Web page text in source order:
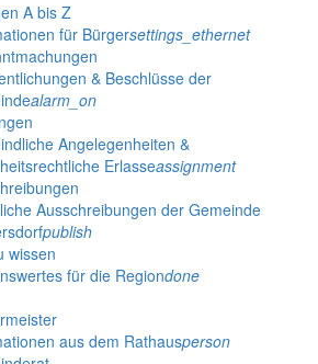
A bis Z
für Bürgersettings_ethernet
& Beschlüsse der
alarm_on
Angelegenheiten &
Erlasseassignment
Ausschreibungen der Gemeinde
publish
wissen
für die Regiondone
aus dem Rathausperson